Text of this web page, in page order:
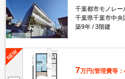
千葉都市モノレー
千葉県千葉市中央
築9年
3階建
7万円(管理費等